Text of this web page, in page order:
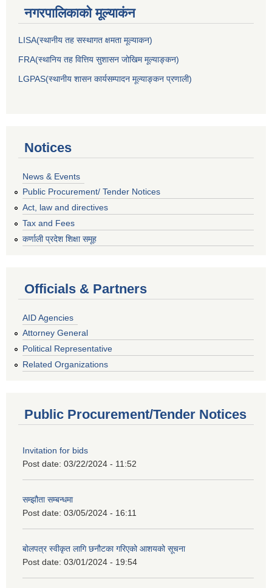
नगरपालिकाकाे मूल्याकंन
LISA(स्थानीय तह सस्थागत क्षमता मूल्याक‌न)
FRA(स्थानिय तह वित्तिय सुशासन जोखिम मूल्याङ्कन)
LGPAS(स्थानीय शासन कार्यसम्पादन मूल्याङ्कन प्रणाली)
Notices
News & Events
Public Procurement/ Tender Notices
Act, law and directives
Tax and Fees
कर्णाली प्रदेश शिक्षा समूह
Officials & Partners
AID Agencies
Attorney General
Political Representative
Related Organizations
Public Procurement/Tender Notices
Invitation for bids
Post date: 03/22/2024 - 11:52
सम्झौता सम्बन्धमा
Post date: 03/05/2024 - 16:11
बोलपत्र स्वीकृत लागि छनौटका गरिएको आशयको सूचना
Post date: 03/01/2024 - 19:54